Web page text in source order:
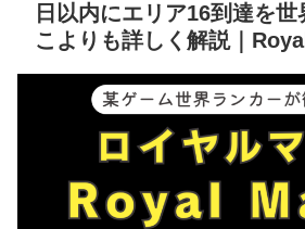
日以内にエリア16到達を
こよりも詳しく解説｜